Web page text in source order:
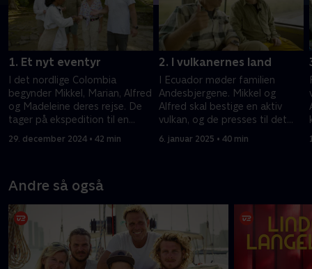
1. Et nyt eventyr
I det nordlige Colombia
begynder Mikkel, Marian, Alfred
og Madeleine deres rejse. De
tager på ekspedition til en
29. december 2024 • 42 min
2. I vulkanernes land
I Ecuador møder familien
Andesbjergene. Mikkel og
Alfred skal bestige en aktiv
vulkan, og de presses til det
er det hele værd.
6. januar 2025 • 40 min
Andre så også